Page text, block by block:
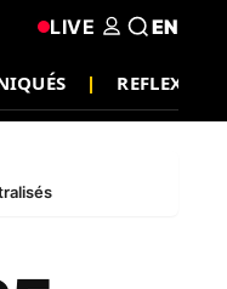
REFLEXION
LIVE EN